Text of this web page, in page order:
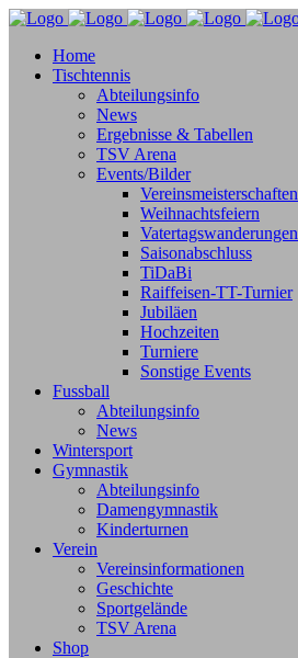
Home
Tischtennis
Abteilungsinfo
News
Ergebnisse & Tabellen
TSV Arena
Events/Bilder
Vereinsmeisterschaften
Weihnachtsfeiern
Vatertagswanderungen
Saisonabschluss
TiDaBi
Raiffeisen-TT-Turnier
Jubiläen
Hochzeiten
Turniere
Sonstige Events
Fussball
Abteilungsinfo
News
Wintersport
Gymnastik
Abteilungsinfo
Damengymnastik
Kinderturnen
Verein
Vereinsinformationen
Geschichte
Sportgelände
TSV Arena
Shop